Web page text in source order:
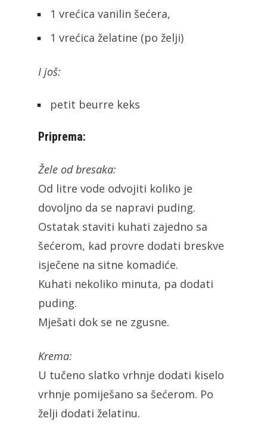
1 vrećica vanilin šećera,
1 vrećica želatine (po želji)
I još:
petit beurre keks
Priprema:
Žele od bresaka:
Od litre vode odvojiti koliko je
dovoljno da se napravi puding.
Ostatak staviti kuhati zajedno sa
šećerom, kad provre dodati breskve
isječene na sitne komadiće.
Kuhati nekoliko minuta, pa dodati
puding.
Mješati dok se ne zgusne.
Krema:
U tučeno slatko vrhnje dodati kiselo
vrhnje pomiješano sa šećerom. Po
želji dodati želatinu.